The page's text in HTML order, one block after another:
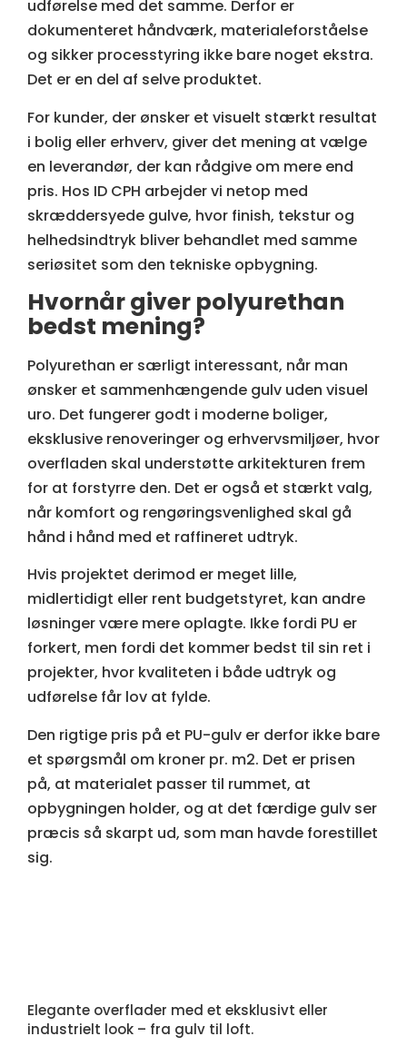
udførelse med det samme. Derfor er
dokumenteret håndværk, materialeforståelse
og sikker processtyring ikke bare noget ekstra.
Det er en del af selve produktet.
For kunder, der ønsker et visuelt stærkt resultat
i bolig eller erhverv, giver det mening at vælge
en leverandør, der kan rådgive om mere end
pris. Hos ID CPH arbejder vi netop med
skræddersyede gulve, hvor finish, tekstur og
helhedsindtryk bliver behandlet med samme
seriøsitet som den tekniske opbygning.
Hvornår giver polyurethan
bedst mening?
Polyurethan er særligt interessant, når man
ønsker et sammenhængende gulv uden visuel
uro. Det fungerer godt i moderne boliger,
eksklusive renoveringer og erhvervsmiljøer, hvor
overfladen skal understøtte arkitekturen frem
for at forstyrre den. Det er også et stærkt valg,
når komfort og rengøringsvenlighed skal gå
hånd i hånd med et raffineret udtryk.
Hvis projektet derimod er meget lille,
midlertidigt eller rent budgetstyret, kan andre
løsninger være mere oplagte. Ikke fordi PU er
forkert, men fordi det kommer bedst til sin ret i
projekter, hvor kvaliteten i både udtryk og
udførelse får lov at fylde.
Den rigtige pris på et PU-gulv er derfor ikke bare
et spørgsmål om kroner pr. m2. Det er prisen
på, at materialet passer til rummet, at
opbygningen holder, og at det færdige gulv ser
præcis så skarpt ud, som man havde forestillet
sig.
Elegante overflader med et eksklusivt eller
industrielt look – fra gulv til loft.